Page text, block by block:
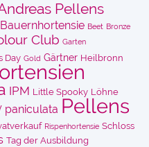
Pellens
Bauernhortensie Beet Bronze
Club Garten
Day Gold Gärtner Heilbronn
IPM Little Spooky Löhne
paniculata Pellens
Rispenhortensie Schloss
Tag der Ausbildung